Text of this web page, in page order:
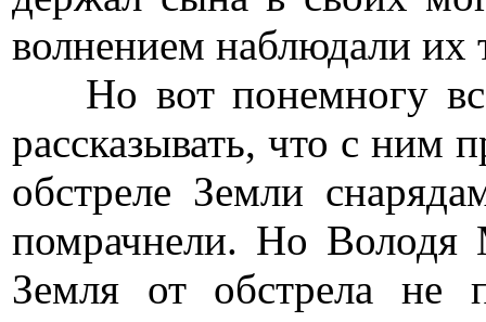
волнением наблюдали их
Но вот понемногу
рассказывать, что с ним
обстреле Земли
помрачнели. Но
Земля от обстрела не